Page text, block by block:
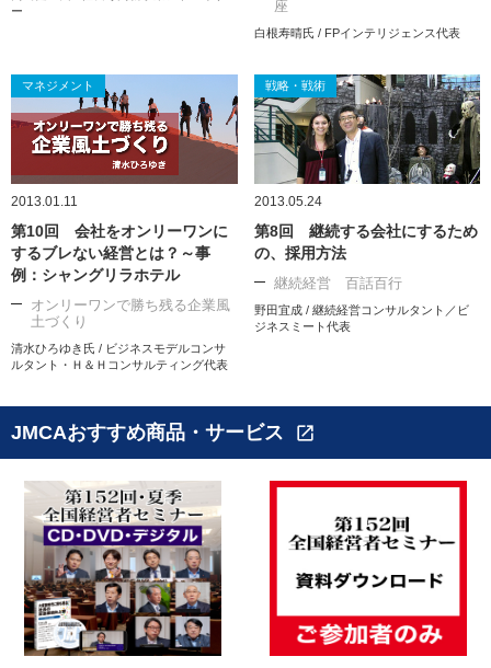
ー
座
白根寿晴氏 / FPインテリジェンス代表
マネジメント
2013.01.11
第10回 会社をオンリーワンに
するブレない経営とは？～事
例：シャングリラホテル
オンリーワンで勝ち残る企業風
土づくり
清水ひろゆき氏 / ビジネスモデルコンサ
ルタント・Ｈ＆Ｈコンサルティング代表
戦略・戦術
2013.05.24
第8回 継続する会社にするため
の、採用方法
継続経営 百話百行
野田宜成 / 継続経営コンサルタント／ビ
ジネスミート代表
JMCAおすすめ商品・サービス open_in_new